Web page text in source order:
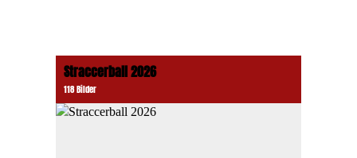
Straccerball 2026
118 Bilder